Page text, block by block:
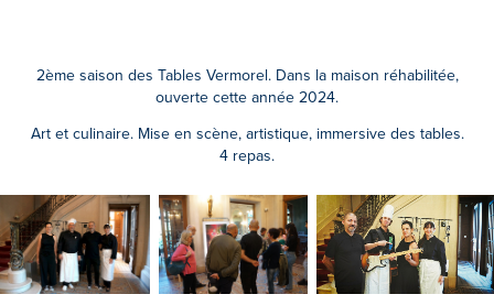
2ème saison des Tables Vermorel. Dans la maison réhabilitée,
ouverte cette année 2024.
Art et culinaire. Mise en scène, artistique, immersive des tables.
4 repas.